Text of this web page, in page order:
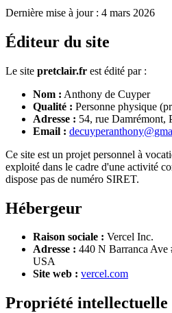
Dernière mise à jour : 4 mars 2026
Éditeur du site
Le site pretclair.fr est édité par :
Nom : Anthony de Cuyper
Qualité : Personne physique
Adresse : 54, rue Damrémont,
Email :
Ce site est un projet personnel à
exploité dans le cadre d'une activité
dispose pas de numéro SIRET.
Hébergeur
Raison sociale : Vercel Inc.
Adresse : 440 N Barranca
USA
Site web : vercel.com
Propriété intellectuelle